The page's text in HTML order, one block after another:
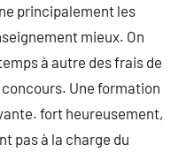
principalement les
mieux. On
à autre des frais de
Une formation
fort heureusement,
pas à la charge du